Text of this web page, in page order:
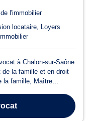
l'immobilier
locataire
Loyers
à Chalon-sur-Saône
de la famille et en droit
la famille, Maître
PACS ou à la liquidation